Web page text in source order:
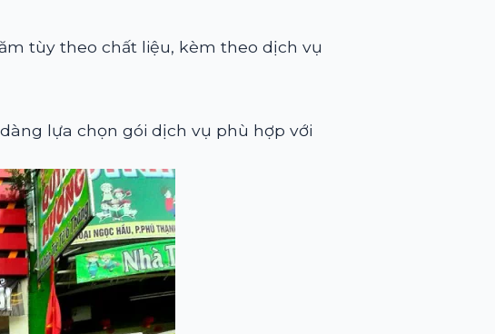
tùy theo chất liệu, kèm theo dịch vụ
lựa chọn gói dịch vụ phù hợp với